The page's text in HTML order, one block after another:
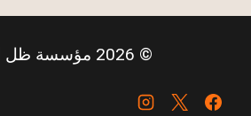
© 2026 مؤسسة ظل الرياض